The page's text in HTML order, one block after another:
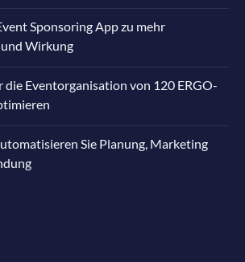
Sponsoring App zu mehr
und Wirkung
die Eventorganisation von 120 ERGO-
Sie Planung, Marketing